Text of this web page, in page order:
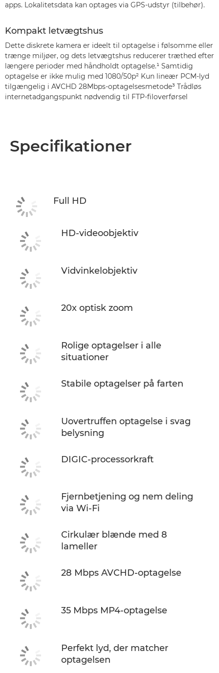
apps. Lokalitetsdata kan optages via GPS-udstyr (tilbehør).
Kompakt letvægtshus
Dette diskrete kamera er ideelt til optagelse i følsomme eller
trænge miljøer, og dets letvægtshus reducerer træthed efter
længere perioder med håndholdt optagelse.¹ Samtidig
optagelse er ikke mulig med 1080/50p² Kun lineær PCM-lyd
tilgængelig i AVCHD 28Mbps-optagelsesmetode³ Trådløs
internetadgangspunkt nødvendig til FTP-filoverførsel
Specifikationer
Full HD
HD-videoobjektiv
Vidvinkelobjektiv
20x optisk zoom
Rolige optagelser i alle
situationer
Stabile optagelser på farten
Uovertruffen optagelse i svag
belysning
DIGIC-processorkraft
Fjernbetjening og nem deling
via Wi-Fi
Cirkulær blænde med 8
lameller
28 Mbps AVCHD-optagelse
35 Mbps MP4-optagelse
Perfekt lyd, der matcher
optagelsen